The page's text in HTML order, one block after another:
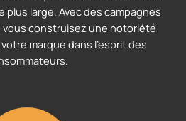
plus large. Avec des campagnes
vous construisez une notoriété
marque dans l’esprit des